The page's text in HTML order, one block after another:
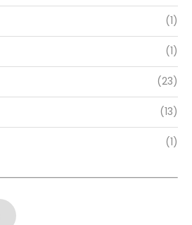
(1)
(1)
(23)
(13)
(1)